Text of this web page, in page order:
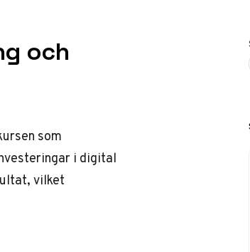
och
som
i digital
vilket